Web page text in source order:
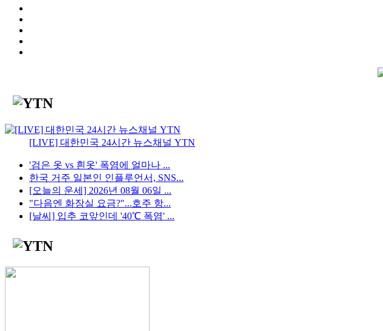
[LIVE] 대한민국 24시간 뉴스채널 YTN
'검은 옷 vs 흰옷' 폭염에 얼마나 ...
한국 거주 일본인 인플루언서, SNS...
[오늘의 운세] 2026년 08월 06일 ...
"다음엔 화장실 요금?"...호주 항...
[날씨] 입추 코앞인데 '40℃ 폭염' ...